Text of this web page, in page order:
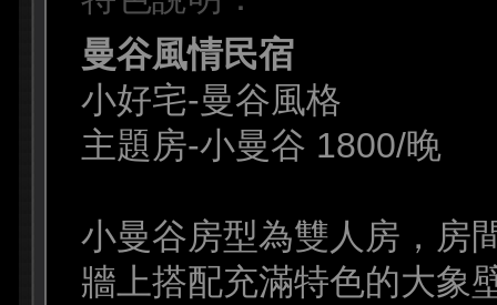
曼谷風情民宿
小好宅-曼谷風格
主題房-小曼谷 1800/晚
小曼谷房型為雙人房，房
牆上搭配充滿特色的大象